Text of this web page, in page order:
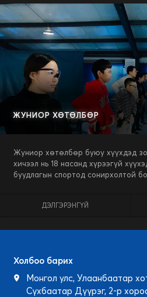
ЖУНИОР ХӨТӨЛБӨР
Жуниор хөтөлбөр буюу хүүхдэд
хичээл нь 18 насанд хүрээгүй
буудлагын спортод сонирхолтой
ДЭЛГЭРЭНГҮЙ
Холбоо барих
Монгол улс, Улаанбаатар
Сүхбаатар Дүүрэг, 2-р